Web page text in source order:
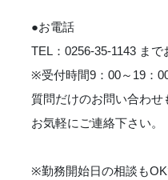
●お電話
TEL：0256-35-1143 まで
※受付時間9：00～19：
質問だけのお問い合わせ
お気軽にご連絡下さい。
※勤務開始日の相談もOK